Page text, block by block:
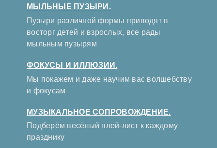
МЫЛЬНЫЕ ПУЗЫРИ.
Пузыри различной формы приводят в
восторг детей и взрослых, все рады
мыльным пузырям
ФОКУСЫ И ИЛЛЮЗИИ.
Мы покажем и даже научим вас волшебству
и фокусам
МУЗЫКАЛЬНОЕ СОПРОВОЖДЕНИЕ.
Подберём весёлый плей-лист к каждому
празднику